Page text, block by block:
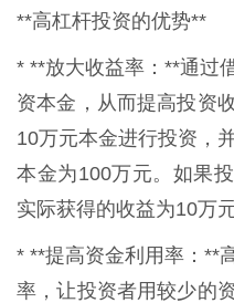
**高杠杆投资的优势**
* **放大收益率：**通过
资本金，从而提高投资
10万元本金进行投资，
本金为100万元。如果
实际获得的收益为10万
* **提高资金利用率：**
率，让投资者用较少的